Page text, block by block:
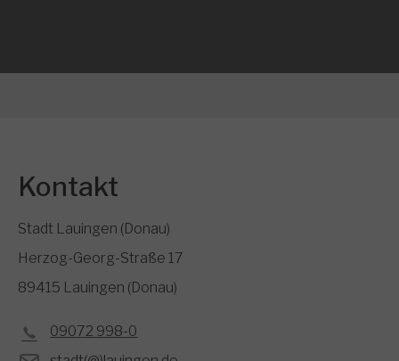
Kontakt
Stadt Lauingen (Donau)
Herzog-Georg-Straße 17
89415 Lauingen (Donau)
09072 998-0